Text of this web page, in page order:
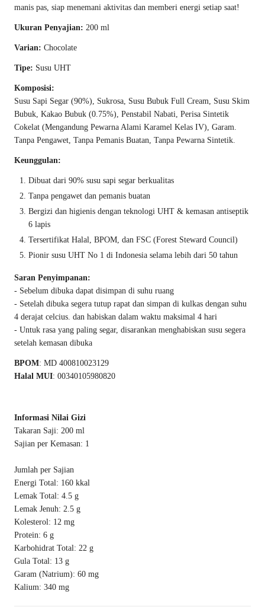
manis pas, siap menemani aktivitas dan memberi energi setiap saat!
Ukuran Penyajian: 200 ml
Varian: Chocolate
Tipe: Susu UHT
Komposisi:
Susu Sapi Segar (90%), Sukrosa, Susu Bubuk Full Cream, Susu Skim
Bubuk, Kakao Bubuk (0.75%), Penstabil Nabati, Perisa Sintetik
Cokelat (Mengandung Pewarna Alami Karamel Kelas IV), Garam.
Tanpa Pengawet, Tanpa Pemanis Buatan, Tanpa Pewarna Sintetik.
Keunggulan:
Dibuat dari 90% susu sapi segar berkualitas
Tanpa pengawet dan pemanis buatan
Bergizi dan higienis dengan teknologi UHT & kemasan antiseptik
6 lapis
Tersertifikat Halal, BPOM, dan FSC (Forest Steward Council)
Pionir susu UHT No 1 di Indonesia selama lebih dari 50 tahun
Saran Penyimpanan:
- Sebelum dibuka dapat disimpan di suhu ruang
- Setelah dibuka segera tutup rapat dan simpan di kulkas dengan suhu
4 derajat celcius. dan habiskan dalam waktu maksimal 4 hari
- Untuk rasa yang paling segar, disarankan menghabiskan susu segera
setelah kemasan dibuka
BPOM: MD 400810023129
Halal MUI: 00340105980820
Informasi Nilai Gizi
Takaran Saji: 200 ml
Sajian per Kemasan: 1
Jumlah per Sajian
Energi Total: 160 kkal
Lemak Total: 4.5 g
Lemak Jenuh: 2.5 g
Kolesterol: 12 mg
Protein: 6 g
Karbohidrat Total: 22 g
Gula Total: 13 g
Garam (Natrium): 60 mg
Kalium: 340 mg